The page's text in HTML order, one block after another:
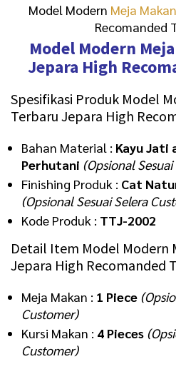
Model Modern Meja
Recomanded
Model Modern
Jepara High
Spesifikasi Produk Model
Terbaru Jepara High
Bahan Material : Kayu Jati
Perhutani (Opsional
Finishing Produk : Cat
(Opsional Sesuai Selera
Kode Produk : TTJ-2002
Detail Item Model Modern
Jepara High Recomanded
Meja Makan : 1 Piece
Customer)
Kursi Makan : 4 Pieces
Customer)